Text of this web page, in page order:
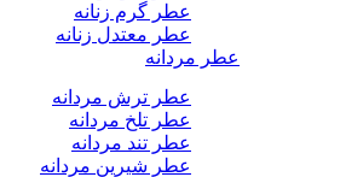
عطر گرم زنانه
عطر معتدل زنانه
عطر مردانه
عطر ترش مردانه
عطر تلخ مردانه
عطر تند مردانه
عطر شیرین مردانه